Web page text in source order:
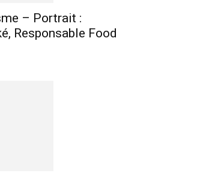
– Portrait :
Responsable Food